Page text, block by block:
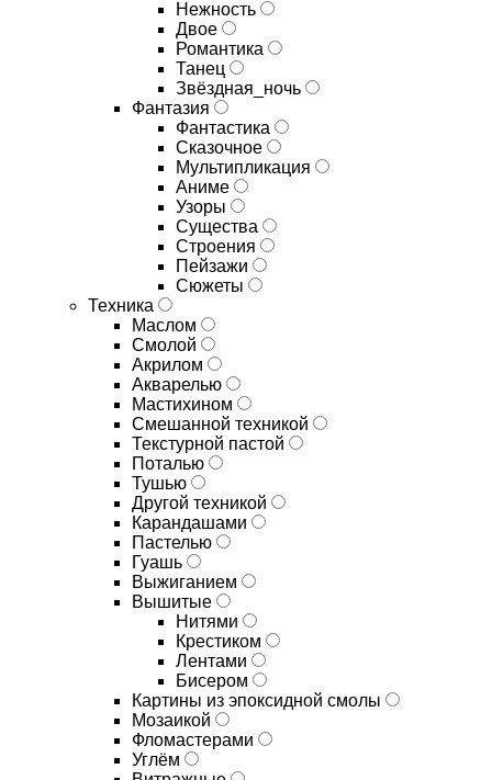
Нежность
Двое
Романтика
Танец
Звёздная_ночь
Фантазия
Фантастика
Сказочное
Мультипликация
Аниме
Узоры
Существа
Строения
Пейзажи
Сюжеты
Техника
Маслом
Смолой
Акрилом
Акварелью
Мастихином
Смешанной техникой
Текстурной пастой
Поталью
Тушью
Другой техникой
Карандашами
Пастелью
Гуашь
Выжиганием
Вышитые
Нитями
Крестиком
Лентами
Бисером
Картины из эпоксидной смолы
Мозаикой
Фломастерами
Углём